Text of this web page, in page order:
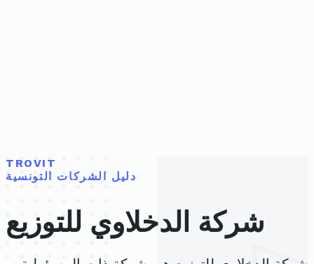
TROVIT
دليل الشركات التونسية
شركة الدخلاوي للتوزيع